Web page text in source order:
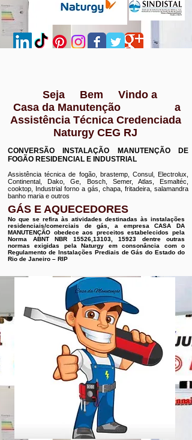
Seja Bem Vindo a
Casa da Manutenção a
Assistência Técnica Credenciada
Naturgy CEG RJ
CONVERSÃO INSTALAÇÃO MANUTENÇÃO DE
FOGÃO RESIDENCIAL E INDUSTRIAL
Assistência técnica de fogão, brastemp, Consul, Electrolux,
Continental, Dako, Ge, Bosch, Semer, Atlas, Esmaltéc,
cooktop, Industrial forno a gás, chapa, fritadeira, salamandra
banho maria e outros
GÁS E AQUECEDORES
No que se refira às atividades destinadas às instalações
residenciais/comerciais de gás, a empresa CASA DA
MANUTENÇÃO obedece aos preceitos estabelecidos pela
Norma ABNT NBR 15526,13103, 15923 dentre outras
normas exigidas pela Naturgy em consonância com o
Regulamento de Instalações Prediais de Gás do Estado do
Rio de Janeiro – RIP